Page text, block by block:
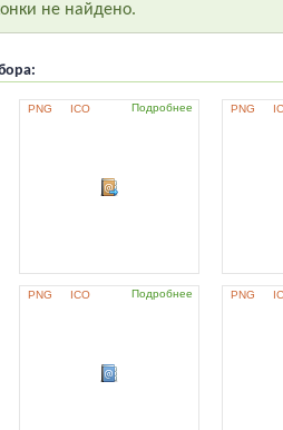
не найдено.
PNG ICO Подробнее PNG
PNG ICO Подробнее PNG